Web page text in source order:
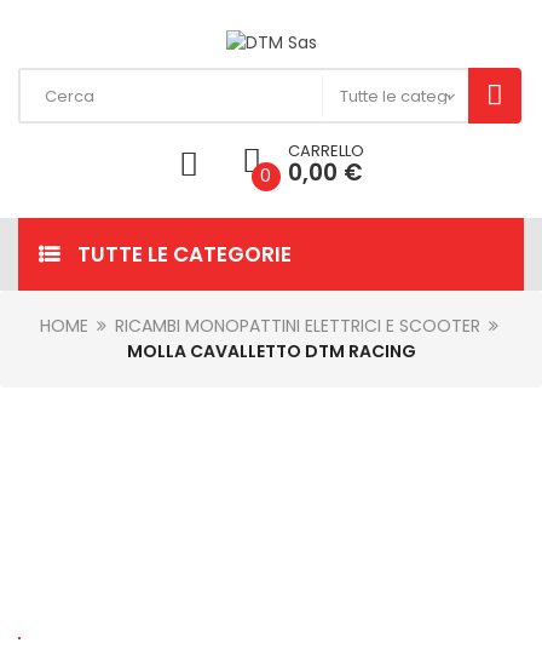
0
CARRELLO
0,00 €
TUTTE LE CATEGORIE
HOME
RICAMBI MONOPATTINI ELETTRICI E SCOOTER
MOLLA CAVALLETTO DTM RACING